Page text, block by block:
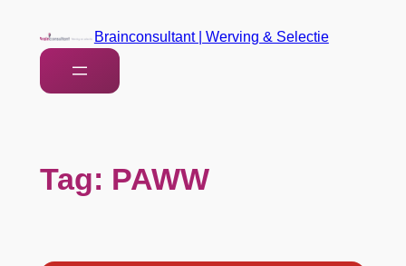
Brainconsultant | Werving & Selectie
Tag: PAWW